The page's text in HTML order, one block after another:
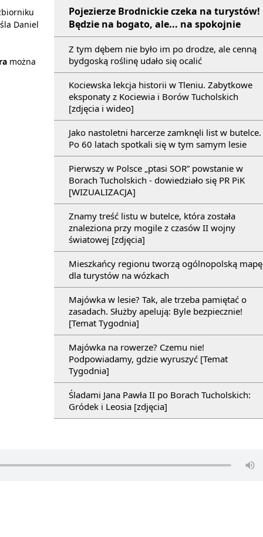
Pojezierze Brodnickie czeka na turystów!
Będzie na bogato, ale... na spokojnie
Z tym dębem nie było im po drodze, ale cenną
bydgoską roślinę udało się ocalić
Kociewska lekcja historii w Tleniu. Zabytkowe
eksponaty z Kociewia i Borów Tucholskich
[zdjęcia i wideo]
Jako nastoletni harcerze zamknęli list w butelce.
Po 60 latach spotkali się w tym samym lesie
Pierwszy w Polsce „ptasi SOR” powstanie w
Borach Tucholskich - dowiedziało się PR PiK
[WIZUALIZACJA]
Znamy treść listu w butelce, która została
znaleziona przy mogile z czasów II wojny
światowej [zdjęcia]
Mieszkańcy regionu tworzą ogólnopolską mapę
dla turystów na wózkach
Majówka w lesie? Tak, ale trzeba pamiętać o
zasadach. Służby apelują: Byle bezpiecznie!
[Temat Tygodnia]
Majówka na rowerze? Czemu nie!
Podpowiadamy, gdzie wyruszyć [Temat
Tygodnia]
Śladami Jana Pawła II po Borach Tucholskich:
Gródek i Leosia [zdjęcia]
Daniel
można